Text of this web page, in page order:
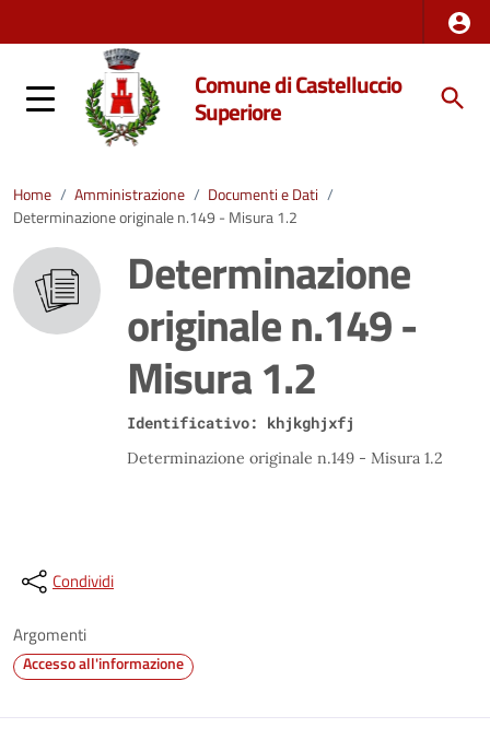
Comune di Castelluccio
Superiore
Home / Amministrazione / Documenti e Dati /
Determinazione originale n.149 - Misura 1.2
Determinazione
originale n.149 -
Misura 1.2
Identificativo: khjkghjxfj
Determinazione originale n.149 - Misura 1.2
Condividi
Argomenti
Accesso all'informazione